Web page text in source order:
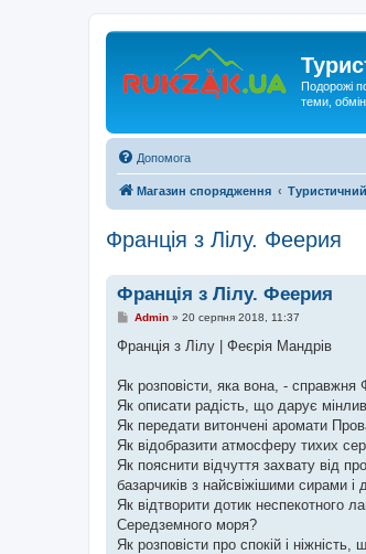
Подорожі
теми,
Допомога
Магазин спорядження
Франція з Лілу. Феерия
Франція з Лілу. Феерия
П
в
і
о
л
е
н
я
Admin» 20 серпня 2018, 11:37
Франція з Лілу | Феєрія Мандрів
Як розповісти, яка вона, - справжня
Як описати радість, що дарує
Як передати витончені аромати
Як відобразити атмосферу тихих
Як пояснити відчуття захвату від
базарчиків з найсвіжішими сирами
Як відтворити дотик неспекотного
Середземного моря?
Як розповісти про спокій і